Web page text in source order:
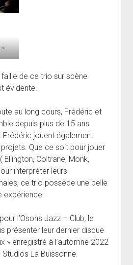
de ce trio sur scène
évidente.
au long cours, Frédéric et
depuis plus de 15 ans
Frédéric jouent également
Que ce soit pour jouer
Ellington, Coltrane, Monk,
interpréter leurs
ce trio possède une belle
expérience.
l’Osons Jazz – Club, le
présenter leur dernier disque
» enregistré à l’automne 2022
La Buissonne.